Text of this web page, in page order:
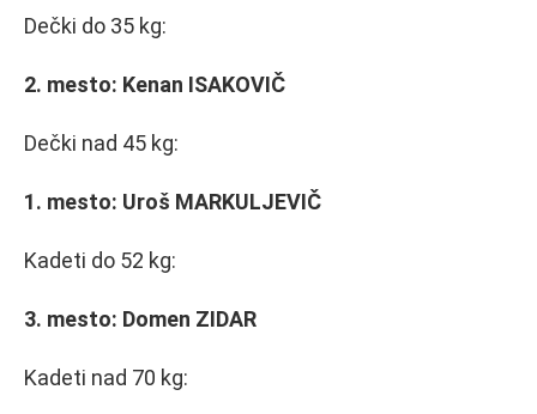
Dečki do 35 kg:
2. mesto: Kenan ISAKOVIČ
Dečki nad 45 kg:
1. mesto: Uroš MARKULJEVIČ
Kadeti do 52 kg:
3. mesto: Domen ZIDAR
Kadeti nad 70 kg: